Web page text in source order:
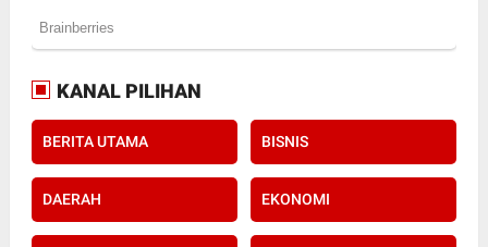
KANAL PILIHAN
BERITA UTAMA BISNIS
DAERAH EKONOMI